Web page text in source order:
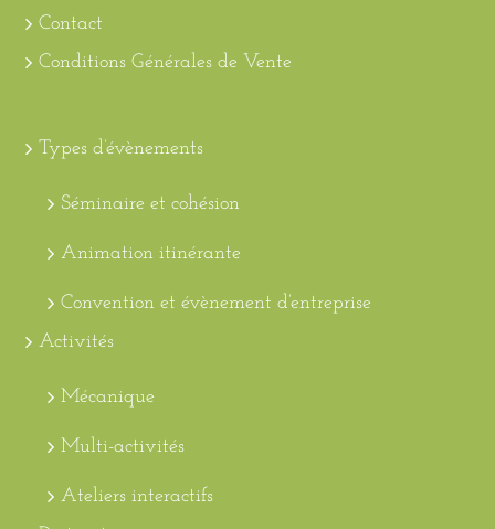
Contact
Conditions Générales de Vente
Types d’évènements
Séminaire et cohésion
Animation itinérante
Convention et évènement d’entreprise
Activités
Mécanique
Multi-activités
Ateliers interactifs